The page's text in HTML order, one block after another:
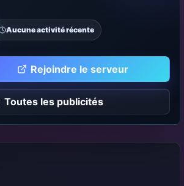
Aucune activité récente
Rejoindre le serveur
Toutes les publicités